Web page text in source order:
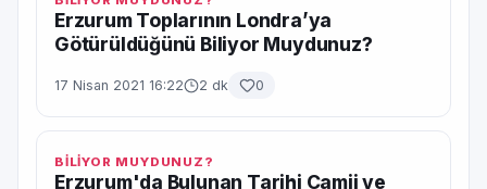
Erzurum Toplarının Londra’ya
Götürüldüğünü Biliyor Muydunuz?
17 Nisan 2021 16:22 2 dk 0
BİLİYOR MUYDUNUZ?
Erzurum'da Bulunan Tarihi Camii ve